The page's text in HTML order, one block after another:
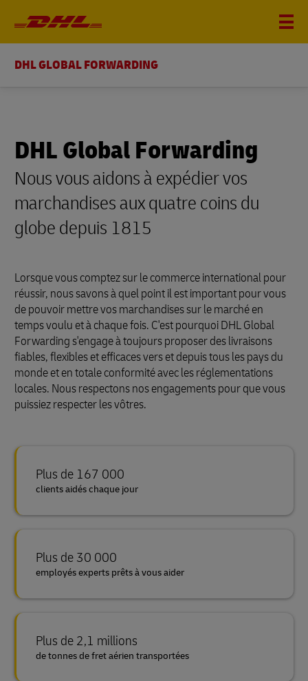
DHL GLOBAL FORWARDING
DHL Global Forwarding
Nous vous aidons à expédier vos
marchandises aux quatre coins du
globe depuis 1815
Lorsque vous comptez sur le commerce international pour
réussir, nous savons à quel point il est important pour vous
de pouvoir mettre vos marchandises sur le marché en
temps voulu et à chaque fois. C'est pourquoi DHL Global
Forwarding s'engage à toujours proposer des livraisons
fiables, flexibles et efficaces vers et depuis tous les pays du
monde et en totale conformité avec les réglementations
locales. Nous respectons nos engagements pour que vous
puissiez respecter les vôtres.
Plus de 167 000
clients aidés chaque jour
Plus de 30 000
employés experts prêts à vous aider
Plus de 2,1 millions
de tonnes de fret aérien transportées